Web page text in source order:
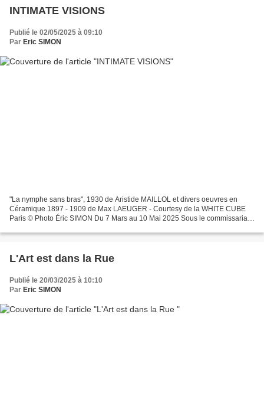
INTIMATE VISIONS
Publié le 02/05/2025 à 09:10
Par Eric SIMON
"La nymphe sans bras", 1930 de Aristide MAILLOL et divers oeuvres en
Céramique 1897 - 1909 de Max LAEUGER - Courtesy de la WHITE CUBE
Paris © Photo Éric SIMON Du 7 Mars au 10 Mai 2025 Sous le commissariat
L'Art est dans la Rue
Publié le 20/03/2025 à 10:10
Par Eric SIMON